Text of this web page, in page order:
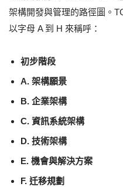
架構開發與管理的路徑圖。
以字母 A 到 H 來稱呼：
初步階段
A. 架構願景
B. 企業架構
C. 資訊系統架構
D. 技術架構
E. 機會與解決方案
F. 迁移規劃